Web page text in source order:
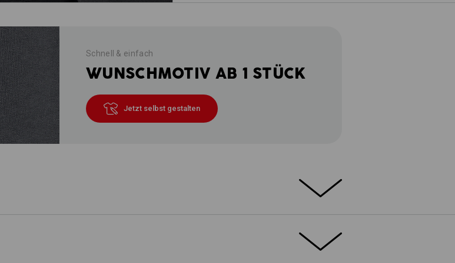
Schnell & einfach
WUNSCHMOTIV AB 1 STÜCK
Jetzt selbst gestalten